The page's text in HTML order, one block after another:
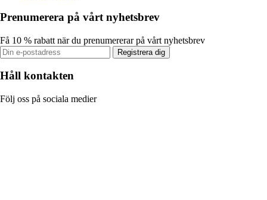
Prenumerera på vårt nyhetsbrev
Få 10 % rabatt när du prenumererar på vårt nyhetsbrev
Registrera dig
Håll kontakten
Följ oss på sociala medier